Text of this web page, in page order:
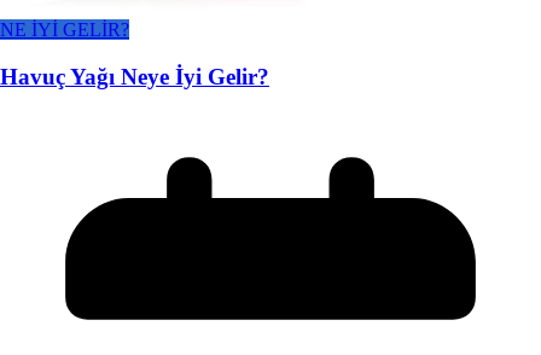
NE İYİ GELİR?
Havuç Yağı Neye İyi Gelir?